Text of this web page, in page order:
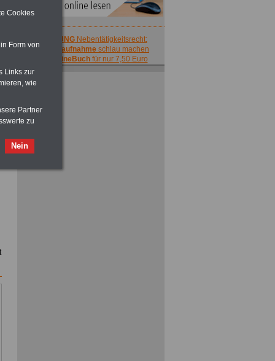
ACHTUNGNebentätigkeitsrecht:
vor Jobaufnahme schlau machen
OnlineBuchfür nur 7,50 Euro
Cookies
Form von
Links zur
wie
Partner
zu
Nein